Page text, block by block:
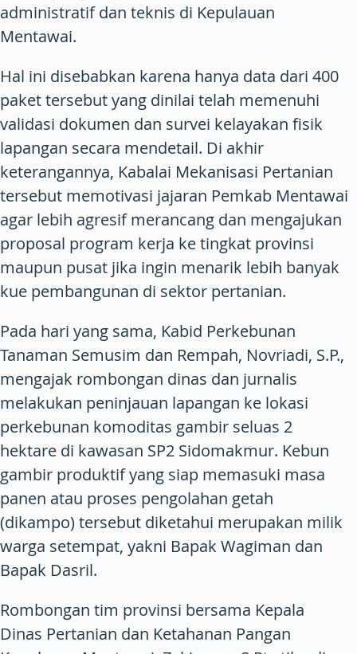
administratif dan teknis di Kepulauan
Mentawai.
Hal ini disebabkan karena hanya data dari 400
paket tersebut yang dinilai telah memenuhi
validasi dokumen dan survei kelayakan fisik
lapangan secara mendetail. Di akhir
keterangannya, Kabalai Mekanisasi Pertanian
tersebut memotivasi jajaran Pemkab Mentawai
agar lebih agresif merancang dan mengajukan
proposal program kerja ke tingkat provinsi
maupun pusat jika ingin menarik lebih banyak
kue pembangunan di sektor pertanian.
Pada hari yang sama, Kabid Perkebunan
Tanaman Semusim dan Rempah, Novriadi, S.P.,
mengajak rombongan dinas dan jurnalis
melakukan peninjauan lapangan ke lokasi
perkebunan komoditas gambir seluas 2
hektare di kawasan SP2 Sidomakmur. Kebun
gambir produktif yang siap memasuki masa
panen atau proses pengolahan getah
(dikampo) tersebut diketahui merupakan milik
warga setempat, yakni Bapak Wagiman dan
Bapak Dasril.
Rombongan tim provinsi bersama Kepala
Dinas Pertanian dan Ketahanan Pangan